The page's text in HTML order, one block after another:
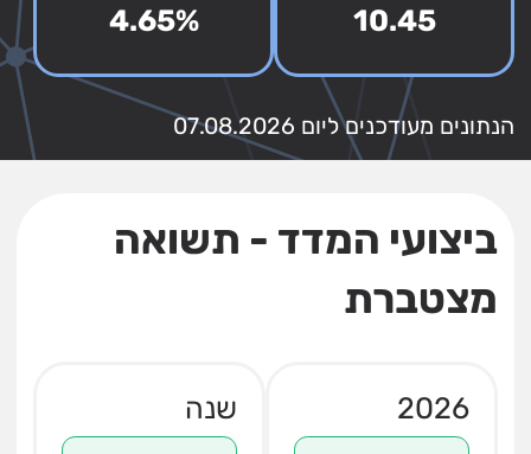
10.45
4.65%
הנתונים מעודכנים ליום 07.08.2026
ביצועי המדד - תשואה
מצטברת
2026
שנה